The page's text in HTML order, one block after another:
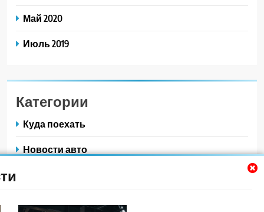
Май 2020
Июль 2019
Категории
Куда поехать
Новости авто